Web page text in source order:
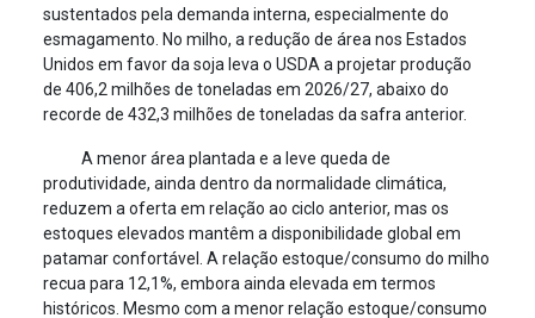
sustentados pela demanda interna, especialmente do
esmagamento. No milho, a redução de área nos Estados
Unidos em favor da soja leva o USDA a projetar produção
de 406,2 milhões de toneladas em 2026/27, abaixo do
recorde de 432,3 milhões de toneladas da safra anterior.
A menor área plantada e a leve queda de
produtividade, ainda dentro da normalidade climática,
reduzem a oferta em relação ao ciclo anterior, mas os
estoques elevados mantêm a disponibilidade global em
patamar confortável. A relação estoque/consumo do milho
recua para 12,1%, embora ainda elevada em termos
históricos. Mesmo com a menor relação estoque/consumo